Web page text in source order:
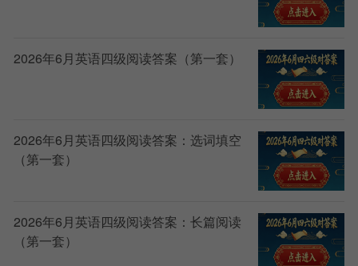
2026年6月英语四级阅读答案（第一套）
2026年6月英语四级阅读答案：选词填空
（第一套）
2026年6月英语四级阅读答案：长篇阅读
（第一套）